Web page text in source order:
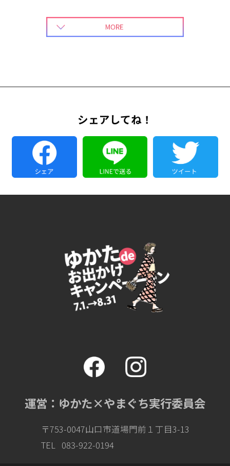
2023-07-18
Instagramにてリポスト開始！！
『＃山口でゆかた』とInstagramにて投稿していただくと浴衣姿を
すね。是非この夏はゆかたを着てみましょう。 会場：洞春寺 山口市水
の上町5-27 お問合せ：090-4427-9647まで
遅くなりましたがチラシ完成！！
ちょっと遅れましたが２０２３年版「ゆかたdeお出かけ』キャンペーンの
チラシ出来上がりました。各協力店舗・提携店舗に郵送します。
2023-07-01
今日から「ゆかたdeお出かけ』キャンペーン始まり
ます！
本日 ７月１日（土）～８月３１日（木）まで「ゆかたdeお出かけ』キャ
ンペーン開催！！一人でも多くの方にゆかたを着て日常を楽しんで頂けれ
ばと思います。キャンペーン中はゆかたや夏の着物で上記に掲載している
店舗に立ち寄っていただくと各店舗のサービスをご利用いただけます。今
回から各市のイベント情報もこのホームページで見て頂けるようにもなり
続々とお申し込みを頂き現時点で70店舗を突破しました。お申込みいただ
いた店舗様ありがとうございます。引き続きお申込み受け付けております
のでよろしくお願いいたします。２０２３年山口の夏を盛り上げていきま
2023-06-12
協力店舗50店舗突破！！
いた店舗様ありがとうございます。引き続きお申込み受け付けております
しょう！！
シェアしてね！
運営：ゆかた×やまぐち実行委員会
〒753-0047山口市道場門前１丁目3-13
TEL 083-922-0194